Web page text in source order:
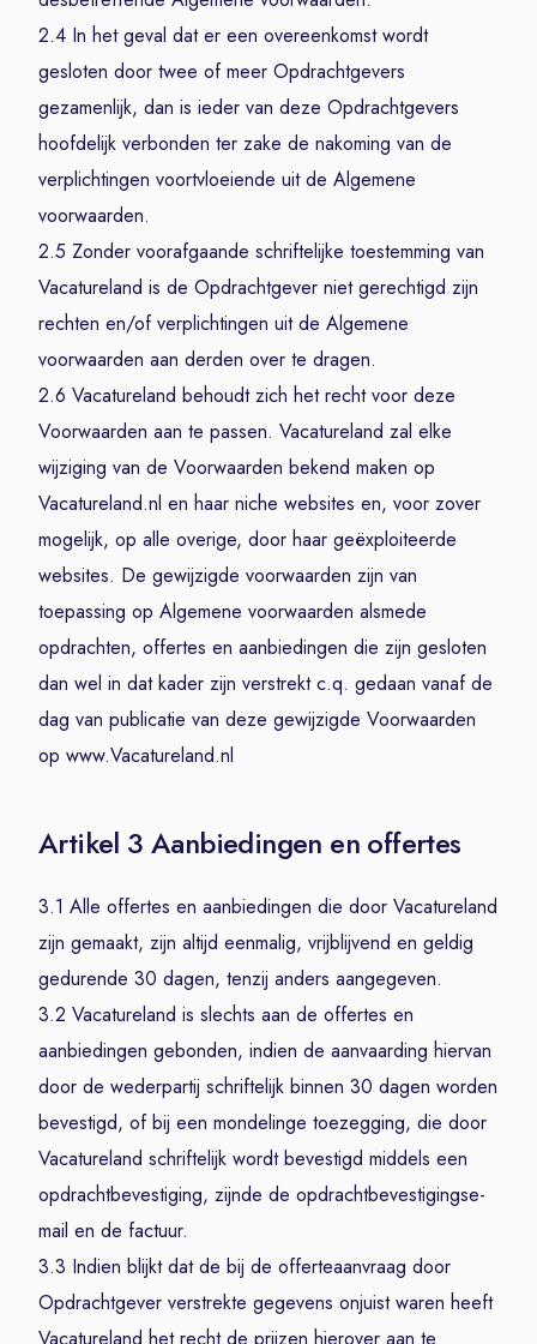
2.4 In het geval dat er een overeenkomst wordt
gesloten door twee of meer Opdrachtgevers
gezamenlijk, dan is ieder van deze Opdrachtgevers
hoofdelijk verbonden ter zake de nakoming van de
verplichtingen voortvloeiende uit de Algemene
voorwaarden.
2.5 Zonder voorafgaande schriftelijke toestemming van
Vacatureland is de Opdrachtgever niet gerechtigd zijn
rechten en/of verplichtingen uit de Algemene
voorwaarden aan derden over te dragen.
2.6 Vacatureland behoudt zich het recht voor deze
Voorwaarden aan te passen. Vacatureland zal elke
wijziging van de Voorwaarden bekend maken op
Vacatureland.nl en haar niche websites en, voor zover
mogelijk, op alle overige, door haar geëxploiteerde
websites. De gewijzigde voorwaarden zijn van
toepassing op Algemene voorwaarden alsmede
opdrachten, offertes en aanbiedingen die zijn gesloten
dan wel in dat kader zijn verstrekt c.q. gedaan vanaf de
dag van publicatie van deze gewijzigde Voorwaarden
op www.Vacatureland.nl
Artikel 3 Aanbiedingen en offertes
3.1 Alle offertes en aanbiedingen die door Vacatureland
zijn gemaakt, zijn altijd eenmalig, vrijblijvend en geldig
gedurende 30 dagen, tenzij anders aangegeven.
3.2 Vacatureland is slechts aan de offertes en
aanbiedingen gebonden, indien de aanvaarding hiervan
door de wederpartij schriftelijk binnen 30 dagen worden
bevestigd, of bij een mondelinge toezegging, die door
Vacatureland schriftelijk wordt bevestigd middels een
opdrachtbevestiging, zijnde de opdrachtbevestigingse-
mail en de factuur.
3.3 Indien blijkt dat de bij de offerteaanvraag door
Opdrachtgever verstrekte gegevens onjuist waren heeft